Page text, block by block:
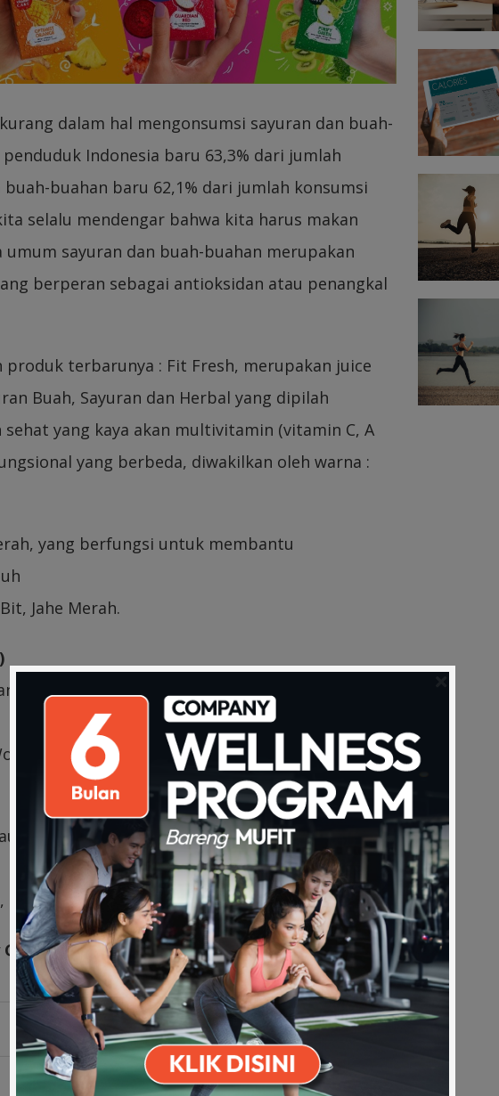
Download on the
Apps Store
Get it on Play
Store
dalam hal mengonsumsi sayuran dan buah-
Indonesia baru 63,3% dari jumlah
buahan baru 62,1% dari jumlah konsumsi
selalu mendengar bahwa kita harus makan
umum sayuran dan buah-buahan merupakan
berperan sebagai antioksidan atau penangkal
produk terbarunya : Fit Fresh, merupakan juice
Buah, Sayuran dan Herbal yang dipilah
yang kaya akan multivitamin (vitamin C, A
yang berbeda, diwakilkan oleh warna :
yang berfungsi untuk membantu
Jahe Merah.
yang berfungsi untuk membantu
dan Kunyit.
yang berfungsi membantu menjaga kesehatan
Brokoli dan Sereh.
Fit Fresh.